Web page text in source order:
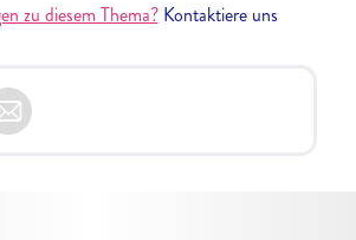
zu diesem Thema?Kontaktiere uns